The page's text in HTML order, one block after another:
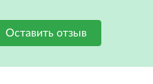
Оставить отзыв